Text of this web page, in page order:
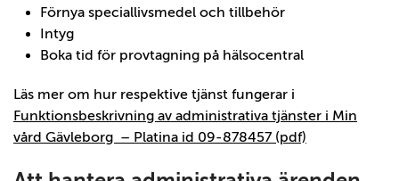
Förnya speciallivsmedel och tillbehör
Intyg
Boka tid för provtagning på hälsocentral
Läs mer om hur respektive tjänst fungerar i
Funktionsbeskrivning av administrativa tjänster i Min
vård Gävleborg – Platina id 09-878457 (pdf)